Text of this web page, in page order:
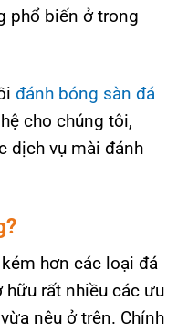
phổ biến ở trong
đánh bóng sàn đá
cho chúng tôi,
dịch vụ mài đánh
hơn các loại đá
rất nhiều các ưu
nêu ở trên. Chính